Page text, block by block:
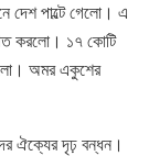
দেশ পাল্টে গেলো। এ
করলো। ১৭ কোটি
অমর একুশের
ঐক্যের দৃঢ় বন্ধন।